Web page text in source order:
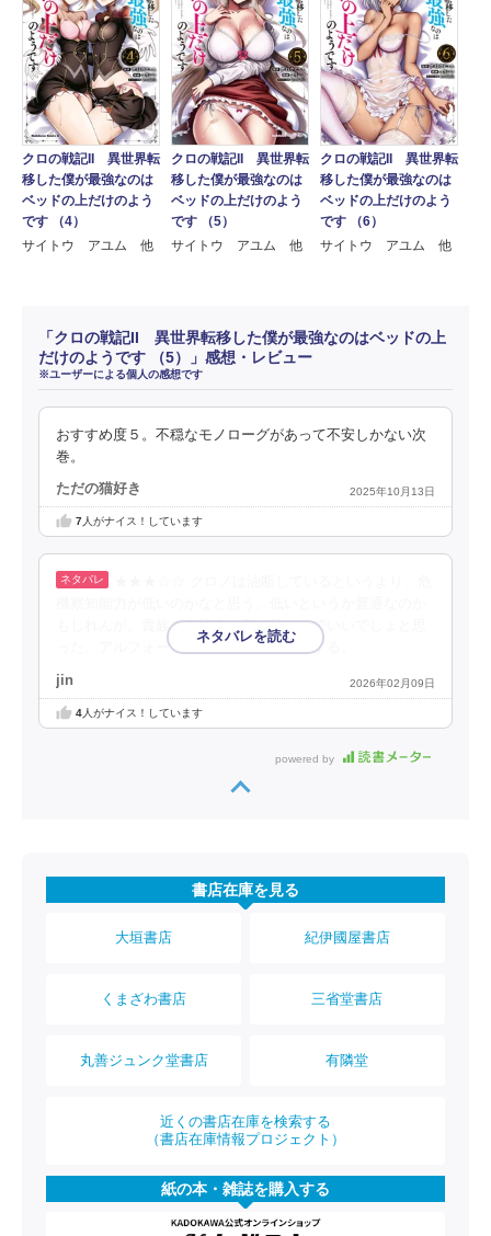
クロの戦記II 異世界転
移した僕が最強なのは
ベッドの上だけのよう
です （4）
サイトウ アユム 他
クロの戦記II 異世界転
移した僕が最強なのは
ベッドの上だけのよう
です （5）
サイトウ アユム 他
クロの戦記II 異世界転
移した僕が最強なのは
ベッドの上だけのよう
です （6）
サイトウ アユム 他
「クロの戦記II 異世界転移した僕が最強なのはベッドの上
だけのようです （5）」感想・レビュー
※ユーザーによる個人の感想です
おすすめ度５。不穏なモノローグがあって不安しかない次
巻。
ただの猫好き 2025年10月13日
7人がナイス！しています
もしれんが。貴族の女騎士は別に助けんでいいでしょと思
った。アルフォートの無能さにイラっとする。
jin 2026年02月09日
4人がナイス！しています
powered by
書店在庫を見る
大垣書店 紀伊國屋書店
くまざわ書店 三省堂書店
丸善ジュンク堂書店 有隣堂
近くの書店在庫を検索する
（書店在庫情報プロジェクト）
紙の本・雑誌を購入する